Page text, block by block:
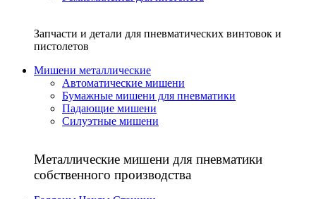
Запчасти и детали для пневматических винтовок и
пистолетов
Мишени металлические
Автоматические мишени
Бумажные мишени для пневматики
Падающие мишени
Силуэтные мишени
Металлические мишени для пневматики
собственного производства